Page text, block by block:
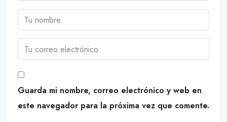
Guarda mi nombre, correo electrónico y web en
este navegador para la próxima vez que comente.